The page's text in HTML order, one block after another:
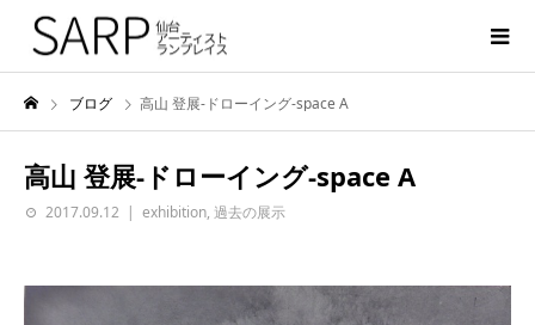
ブログ 高山 登展-ドローイング-space A
高山 登展-ドローイング-space A
2017.09.12 exhibition, 過去の展示